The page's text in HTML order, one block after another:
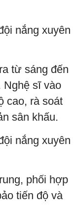
từ sáng đến
sĩ vào
cao, rà soát
sân khấu.
phối hợp
tiến độ và